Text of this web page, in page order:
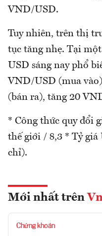
VND/USD.
Tuy nhiên, trên thị
tục tăng nhẹ. Tại
USD sáng nay phổ
VND/USD (mua
(bán ra), tăng 20
* Công thức quy đổi
thế giới / 8,3 * Tỷ giá
chỉ).
Mới nhất trên
Chứng khoán